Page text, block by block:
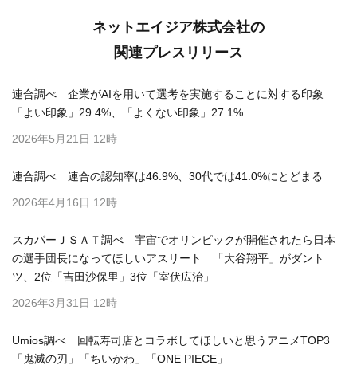
ネットエイジア株式会社の
関連プレスリリース
連合調べ 企業がAIを用いて選考を実施することに対する印象
「よい印象」29.4%、「よくない印象」27.1%
2026年5月21日 12時
連合調べ 連合の認知率は46.9%、30代では41.0%にとどまる
2026年4月16日 12時
スカパーＪＳＡＴ調べ 宇宙でオリンピックが開催されたら日本
の選手団長になってほしいアスリート 「大谷翔平」がダント
ツ、2位「吉田沙保里」3位「室伏広治」
2026年3月31日 12時
Umios調べ 回転寿司店とコラボしてほしいと思うアニメTOP3
「鬼滅の刃」「ちいかわ」「ONE PIECE」